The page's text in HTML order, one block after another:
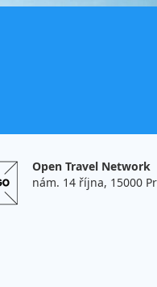
Open Travel Network
nám. 14 října, 15000